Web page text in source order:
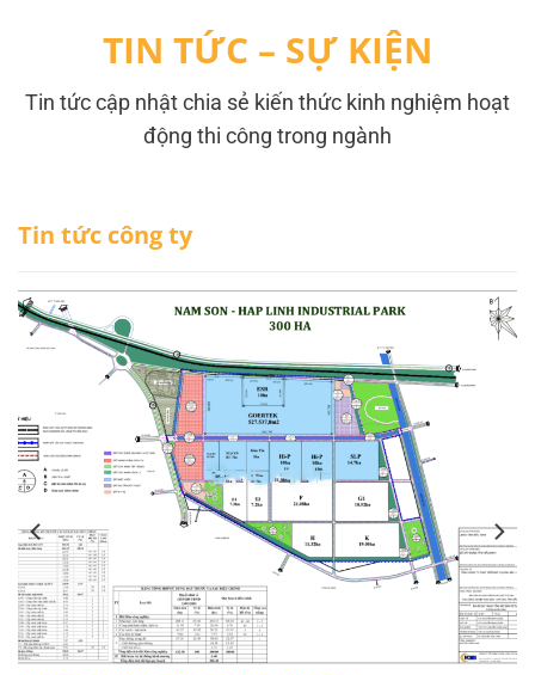
TIN TỨC – SỰ KIỆN
Tin tức cập nhật chia sẻ kiến thức kinh nghiệm hoạt
động thi công trong ngành
Tin tức công ty